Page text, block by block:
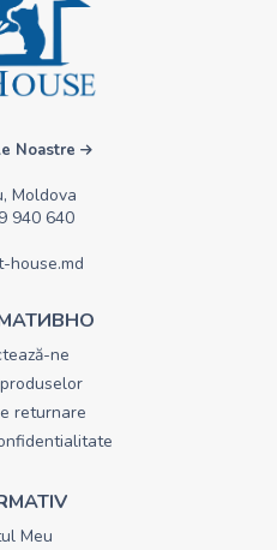
Noastre
Moldova
940 640
house.md
ne
returnare
Meu